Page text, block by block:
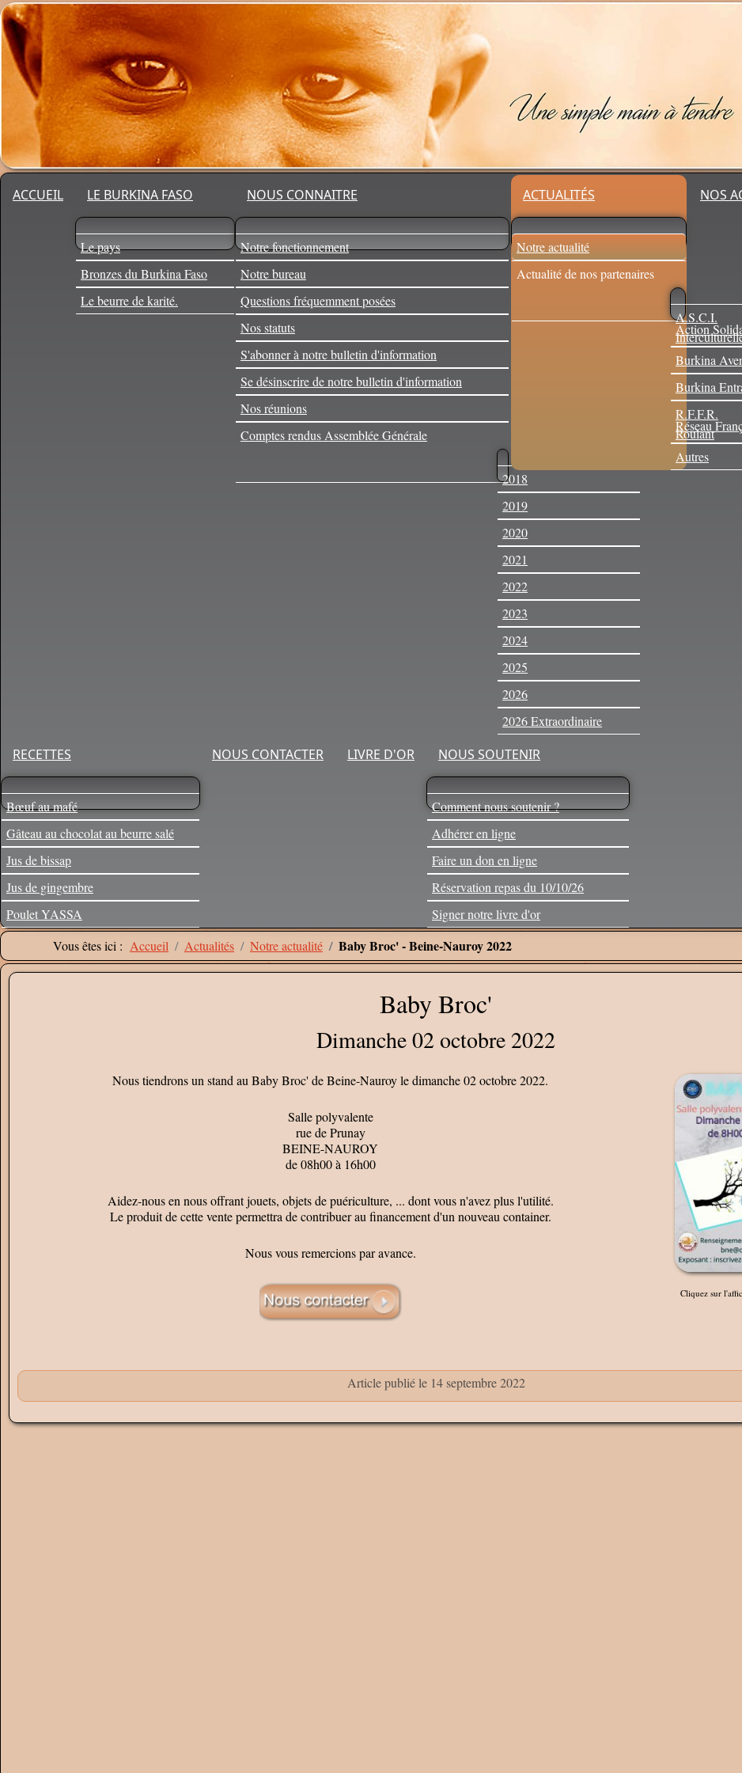
ACCUEIL LE BURKINA FASO
Le pays
Bronzes du Burkina Faso
Le beurre de karité.
NOUS CONNAITRE
Notre fonctionnement
Notre bureau
Questions fréquemment posées
Nos statuts
S'abonner à notre bulletin d'information
Se désinscrire de notre bulletin d'information
Nos réunions
Comptes rendus Assemblée Générale
2018
2019
2020
2021
2022
2023
2024
2025
2026
2026 Extraordinaire
ACTUALITÉS
Notre actualité
Actualité de nos partenaires
A.S.C.I.
Action
Burkina
Burkina
R.F.F.R.
Réseau
Roulant
Autres
NOS
RECETTES
Bœuf au mafé
Gâteau au chocolat au beurre salé
Jus de bissap
Jus de gingembre
Poulet YASSA
NOUS CONTACTER LIVRE D'OR NOUS SOUTENIR
Comment nous soutenir ?
Adhérer en ligne
Faire un don en ligne
Réservation repas du 10/10/26
Signer notre livre d'or
Vous êtes ici : Accueil Actualités Notre actualité Baby Broc' - Beine-Nauroy 2022
Baby Broc'
Dimanche 02 octobre 2022
Nous tiendrons un stand au Baby Broc' de Beine-Nauroy le dimanche 02 octobre 2022.
Salle polyvalente
rue de Prunay
BEINE-NAUROY
de 08h00 à 16h00
Aidez-nous en nous offrant jouets, objets de puériculture, ... dont vous n'avez plus l'utilité.
Le produit de cette vente permettra de contribuer au financement d'un nouveau container.
Nous vous remercions par avance.
Cliquez sur
Article publié le 14 septembre 2022